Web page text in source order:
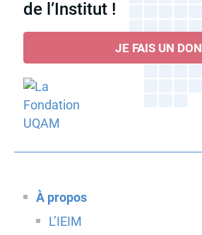
de l’Institut !
JE FAIS UN DON
À propos
L’IEIM